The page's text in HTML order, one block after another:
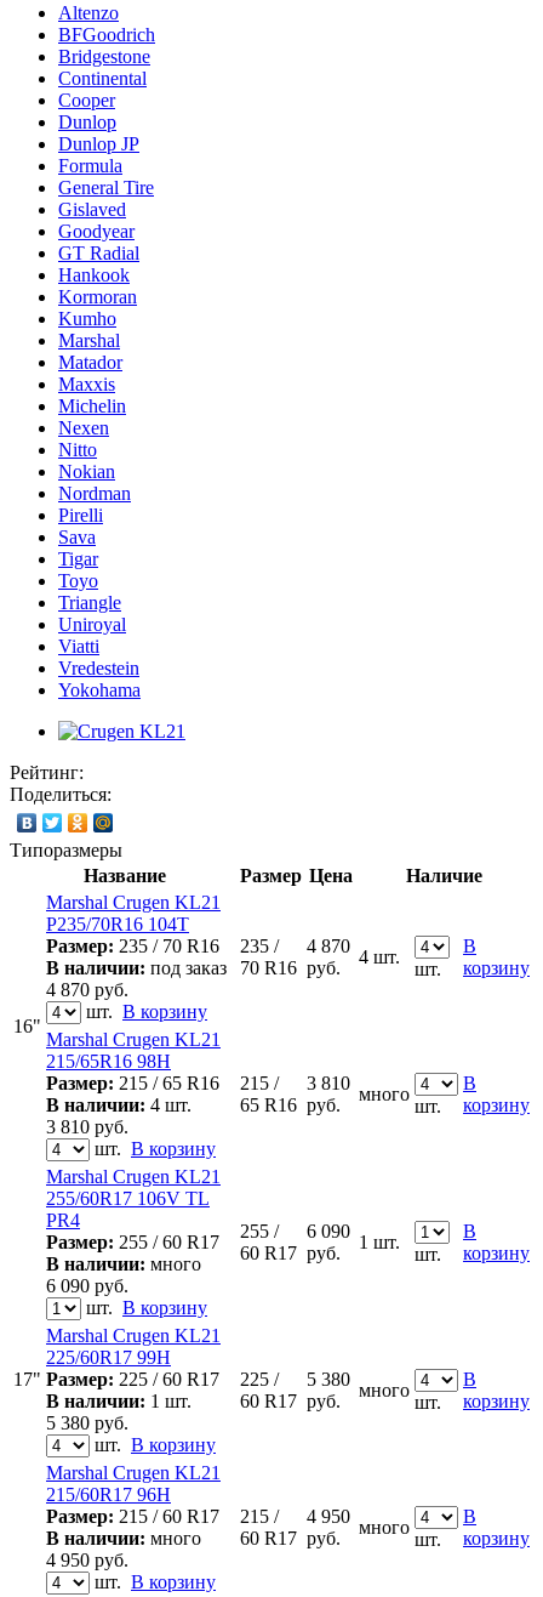
Altenzo
BFGoodrich
Bridgestone
Continental
Cooper
Dunlop
Dunlop JP
Formula
General Tire
Gislaved
Goodyear
GT Radial
Hankook
Kormoran
Kumho
Marshal
Matador
Maxxis
Michelin
Nexen
Nitto
Nokian
Nordman
Pirelli
Sava
Tigar
Toyo
Triangle
Uniroyal
Viatti
Vredestein
Yokohama
Рейтинг:
Поделиться:
Типоразмеры
Название
Размер Цена Наличие
16"
Marshal Crugen KL21
P235/70R16 104T
Размер: 235 / 70 R16
В наличии: под заказ
4 870 руб.
шт. В корзину
235 /
70 R16
4 870
руб.
4 шт.
шт.
В
корзину
Marshal Crugen KL21
215/65R16 98H
Размер: 215 / 65 R16
В наличии: 4 шт.
3 810 руб.
шт. В корзину
215 /
65 R16
3 810
руб.
много
шт.
В
корзину
17"
Marshal Crugen KL21
255/60R17 106V TL
PR4
Размер: 255 / 60 R17
В наличии: много
6 090 руб.
шт. В корзину
255 /
60 R17
6 090
руб.
1 шт.
шт.
В
корзину
Marshal Crugen KL21
225/60R17 99H
Размер: 225 / 60 R17
В наличии: 1 шт.
5 380 руб.
шт. В корзину
225 /
60 R17
5 380
руб.
много
шт.
В
корзину
Marshal Crugen KL21
215/60R17 96H
Размер: 215 / 60 R17
В наличии: много
4 950 руб.
шт. В корзину
215 /
60 R17
4 950
руб.
много
шт.
В
корзину